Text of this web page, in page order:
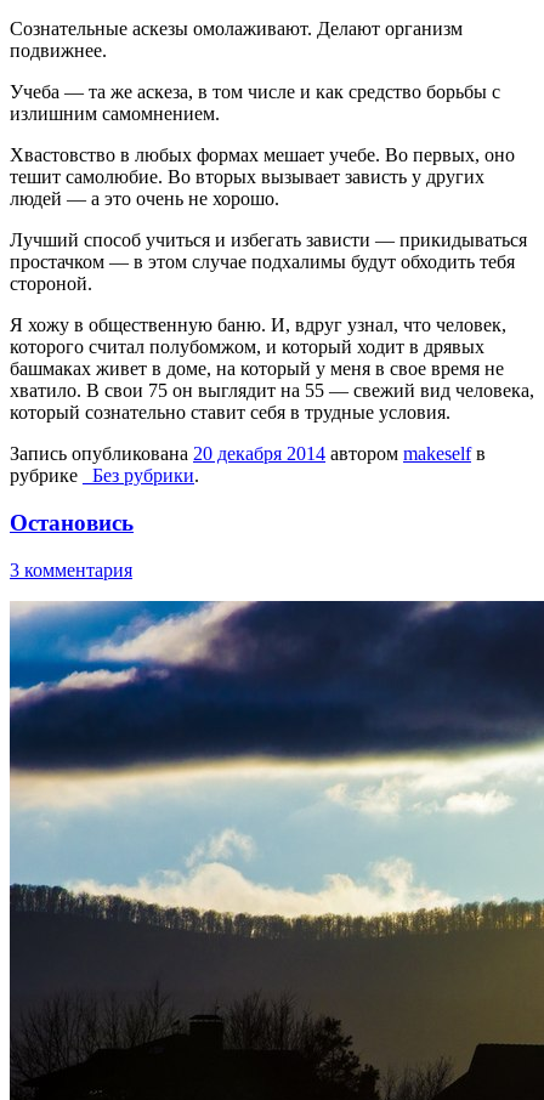
Сознательные аскезы омолаживают. Делают организм
подвижнее.
Учеба — та же аскеза, в том числе и как средство борьбы с
излишним самомнением.
Хвастовство в любых формах мешает учебе. Во первых, оно
тешит самолюбие. Во вторых вызывает зависть у других
людей — а это очень не хорошо.
Лучший способ учиться и избегать зависти — прикидываться
простачком — в этом случае подхалимы будут обходить тебя
стороной.
Я хожу в общественную баню. И, вдруг узнал, что человек,
которого считал полубомжом, и который ходит в дрявых
башмаках живет в доме, на который у меня в свое время не
хватило. В свои 75 он выглядит на 55 — свежий вид человека,
который сознательно ставит себя в трудные условия.
Запись опубликована 20 декабря 2014 автором makeselfв
рубрике
_Без рубрики.
Остановись
3 комментария